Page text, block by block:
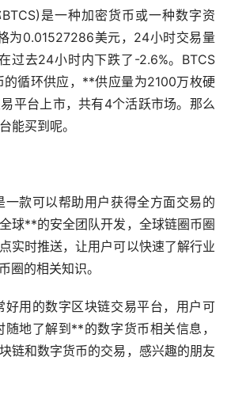
是一种加密货币或一种数字资
为0.01527286美元，24小时交易量
过去24小时内下跌了-2.6%。BTCS
的循环供应，**供应量为2100万枚硬
平台上市，共有4个活跃市场。那么
能买到呢。
款可以帮助用户获得全方面交易的
球**的安全团队开发，全球链圈币圈
实时推送，让用户可以快速了解行业
圈的相关知识。
用的数字区块链交易平台，用户可
随地了解到**的数字货币相关信息，
链和数字货币的交易，感兴趣的朋友